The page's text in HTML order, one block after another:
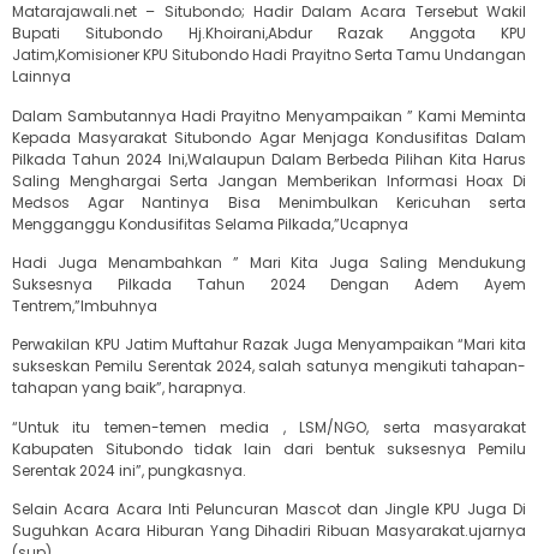
Matarajawali.net – Situbondo; Hadir Dalam Acara Tersebut Wakil
Bupati Situbondo Hj.Khoirani,Abdur Razak Anggota KPU
Jatim,Komisioner KPU Situbondo Hadi Prayitno Serta Tamu Undangan
Lainnya
Dalam Sambutannya Hadi Prayitno Menyampaikan ” Kami Meminta
Kepada Masyarakat Situbondo Agar Menjaga Kondusifitas Dalam
Pilkada Tahun 2024 Ini,Walaupun Dalam Berbeda Pilihan Kita Harus
Saling Menghargai Serta Jangan Memberikan Informasi Hoax Di
Medsos Agar Nantinya Bisa Menimbulkan Kericuhan serta
Mengganggu Kondusifitas Selama Pilkada,”Ucapnya
Hadi Juga Menambahkan ” Mari Kita Juga Saling Mendukung
Suksesnya Pilkada Tahun 2024 Dengan Adem Ayem
Tentrem,”Imbuhnya
Perwakilan KPU Jatim Muftahur Razak Juga Menyampaikan “Mari kita
sukseskan Pemilu Serentak 2024, salah satunya mengikuti tahapan-
tahapan yang baik”, harapnya.
“Untuk itu temen-temen media , LSM/NGO, serta masyarakat
Kabupaten Situbondo tidak lain dari bentuk suksesnya Pemilu
Serentak 2024 ini”, pungkasnya.
Selain Acara Acara Inti Peluncuran Mascot dan Jingle KPU Juga Di
Suguhkan Acara Hiburan Yang Dihadiri Ribuan Masyarakat.ujarnya